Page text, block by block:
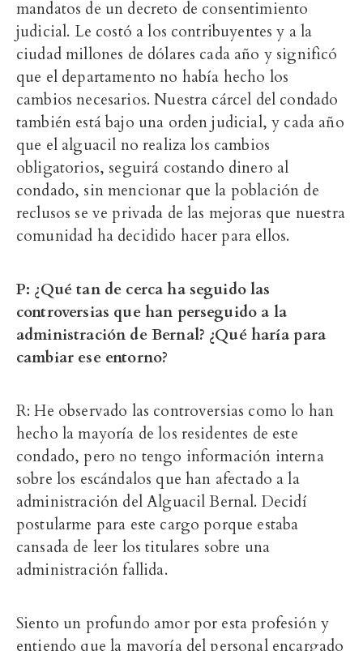
mandatos de un decreto de consentimiento
judicial. Le costó a los contribuyentes y a la
ciudad millones de dólares cada año y significó
que el departamento no había hecho los
cambios necesarios. Nuestra cárcel del condado
también está bajo una orden judicial, y cada año
que el alguacil no realiza los cambios
obligatorios, seguirá costando dinero al
condado, sin mencionar que la población de
reclusos se ve privada de las mejoras que nuestra
comunidad ha decidido hacer para ellos.
P: ¿Qué tan de cerca ha seguido las
controversias que han perseguido a la
administración de Bernal? ¿Qué haría para
cambiar ese entorno?
R: He observado las controversias como lo han
hecho la mayoría de los residentes de este
condado, pero no tengo información interna
sobre los escándalos que han afectado a la
administración del Alguacil Bernal. Decidí
postularme para este cargo porque estaba
cansada de leer los titulares sobre una
administración fallida.
Siento un profundo amor por esta profesión y
entiendo que la mayoría del personal encargado